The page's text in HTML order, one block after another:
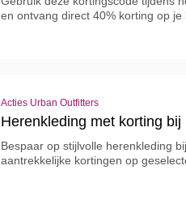
en ontvang direct 40% korting op je
Acties Urban Outfitters
Herenkleding met korting
Bespaar op stijlvolle herenkleding
aantrekkelijke kortingen op